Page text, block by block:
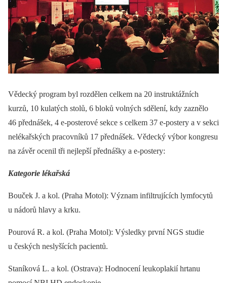
Vědecký program byl rozdělen celkem na 20 instruktážních
kurzů, 10 kulatých stolů, 6 bloků volných sdělení, kdy zaznělo
46 přednášek, 4 e-posterové sekce s celkem 37 e-postery a v sekci
nelékařských pracovníků 17 přednášek. Vědecký výbor kongresu
na závěr ocenil tři nejlepší přednášky a e-postery:
Kategorie lékařská
Bouček J. a kol. (Praha Motol): Význam infiltrujících lymfocytů
u nádorů hlavy a krku.
Pourová R. a kol. (Praha Motol): Výsledky první NGS studie
u českých neslyšících pacientů.
Staníková L. a kol. (Ostrava): Hodnocení leukoplakií hrtanu